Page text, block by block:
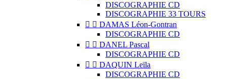
DISCOGRAPHIE CD
DISCOGRAPHIE 33 TOURS
  DAMAS Léon-Gontran
DISCOGRAPHIE CD
  DANEL Pascal
DISCOGRAPHIE CD
  DAQUIN Leïla
DISCOGRAPHIE CD